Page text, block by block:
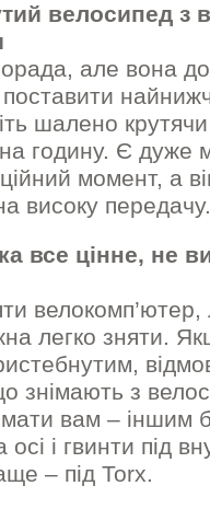
велосипед з
але вона
шалено
годину. Є дуже
момент, а
високу передачу.
все цінне, не
велокомп’ютер,
легко зняти.
знімають з
вам –
і гвинти під
– під Torx.